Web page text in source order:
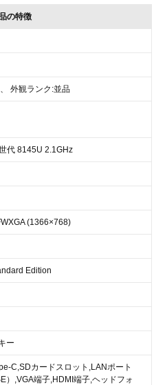
の特徴
外観ランク:並品
代 8145U 2.1GHz
(1366×768)
Edition
ー
C,SDカードスロット,LANポート
）,VGA端子,HDMI端子,ヘッドフォ